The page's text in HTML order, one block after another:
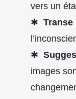
vers un
Transe
images